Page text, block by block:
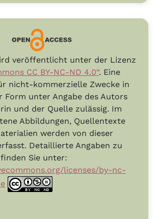
veröffentlicht unter der Lizenz
CC BY-NC-ND 4.0“. Eine
nicht-kommerzielle Zwecke in
Form unter Angabe des Autors
und der Quelle zulässig. Im
Abbildungen, Quellentexte
werden von dieser
Detaillierte Angaben zu
Sie unter:
licenses/by-nc-